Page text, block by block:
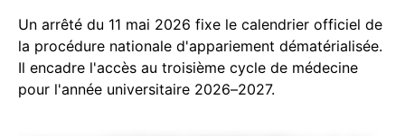
Un arrêté du 11 mai 2026 fixe le calendrier officiel de
la procédure nationale d'appariement dématérialisée.
Il encadre l'accès au troisième cycle de médecine
pour l'année universitaire 2026–2027.